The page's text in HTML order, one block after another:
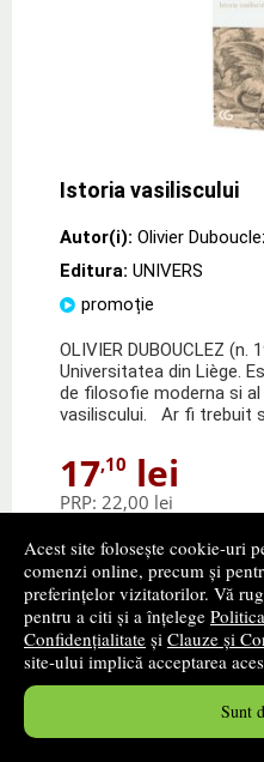
Acest site folosește cookie-uri
comenzi online, precum și
preferințelor vizitatorilor. Vă
pentru a citi și a înțelege
Confidențialitate și Clauze și
site-ului implică acceptarea
Sunt
Istoria vasiliscului
Autor(i): Olivier
Editura: UNIVERS
promoție
OLIVIER DUBOUCLEZ
Universitatea din Liège.
de filosofie moderna si
vasiliscului. Ar fi trebuit
17,10 lei
PRP: 22,00 lei